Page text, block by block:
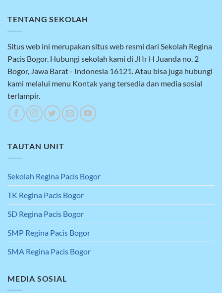
TENTANG SEKOLAH
Situs web ini merupakan situs web resmi dari Sekolah Regina
Pacis Bogor. Hubungi sekolah kami di Jl Ir H Juanda no. 2
Bogor, Jawa Barat - Indonesia 16121. Atau bisa juga hubungi
kami melalui menu Kontak yang tersedia dan media sosial
terlampir.
TAUTAN UNIT
Sekolah Regina Pacis Bogor
TK Regina Pacis Bogor
SD Regina Pacis Bogor
SMP Regina Pacis Bogor
SMA Regina Pacis Bogor
MEDIA SOSIAL